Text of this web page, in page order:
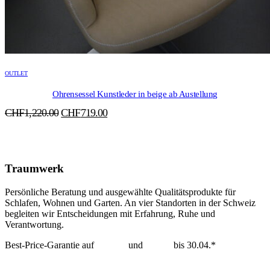
OUTLET
Ohrensessel Kunstleder in beige ab Austellung
CHF1,220.00Ursprünglicher
CHF719.00Aktueller
Traumwerk
Persönliche Beratung und ausgewählte Qualitätsprodukte für
Schlafen, Wohnen und Garten. An vier Standorten in der Schweiz
begleiten wir Entscheidungen mit Erfahrung, Ruhe und
Verantwortung.
Best-Price-Garantie auf
und
bis 30.04.*